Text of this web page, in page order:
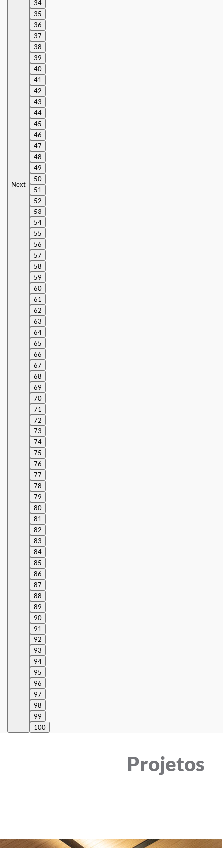
Next
34
35
36
37
38
39
40
41
42
43
44
45
46
47
48
49
50
51
52
53
54
55
56
57
58
59
60
61
62
63
64
65
66
67
68
69
70
71
72
73
74
75
76
77
78
79
80
81
82
83
84
85
86
87
88
89
90
91
92
93
94
95
96
97
98
99
100
Projetos